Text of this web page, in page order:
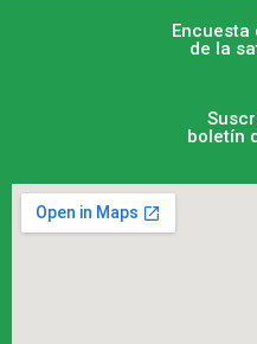
Encuesta
de la
boletín